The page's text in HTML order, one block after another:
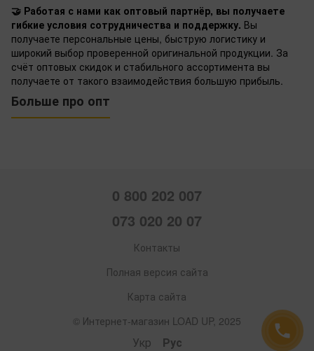
🤝 Работая с нами как оптовый партнёр, вы получаете
гибкие условия сотрудничества и поддержку. Вы
получаете персональные цены, быструю логистику и
широкий выбор проверенной оригинальной продукции. За
счёт оптовых скидок и стабильного ассортимента вы
получаете от такого взаимодействия большую прибыль.
Больше про опт
0 800 202 007
073 020 20 07
Контакты
Полная версия сайта
Карта сайта
© Интернет-магазин LOAD UP, 2025
Укр Рус